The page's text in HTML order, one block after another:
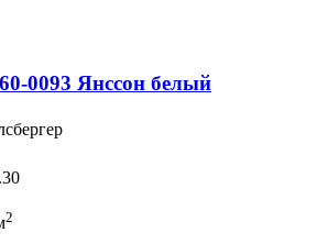
0093 Янссон белый
2